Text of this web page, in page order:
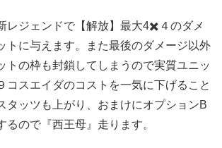
レジェンドで【解放】最大4✖️４のダメ
トに与えます。また最後のダメージ以外
トの枠も封鎖してしまうので実質ユニッ
コスエイダのコストを一気に下げること
タッツも上がり、おまけにオプションB
るので『西王母』走ります。